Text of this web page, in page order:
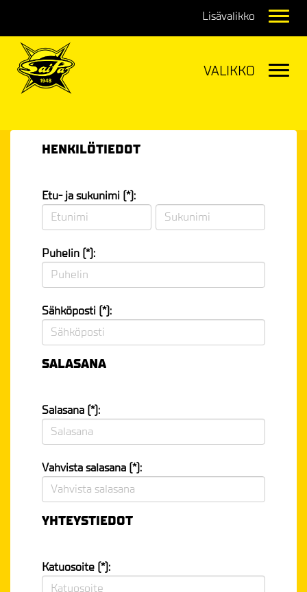
HENKILÖTIEDOT
Etu- ja sukunimi (*):
Puhelin (*):
Sähköposti (*):
SALASANA
Salasana (*):
Vahvista salasana (*):
YHTEYSTIEDOT
Katuosoite (*):